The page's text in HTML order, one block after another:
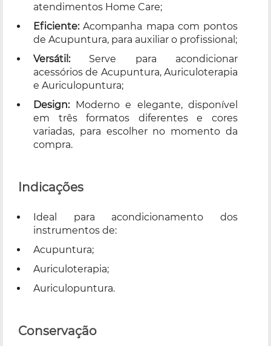
atendimentos Home Care;
Eficiente:Acompanha mapa com pontos
de Acupuntura, para auxiliar o profissional;
Versátil:Serve para acondicionar
acessórios de Acupuntura, Auriculoterapia
e Auriculopuntura;
Design:Moderno e elegante, disponível
em três formatos diferentes e cores
variadas, para escolher no momento da
compra.
Indicações
Ideal para acondicionamento dos
instrumentos de:
Acupuntura;
Auriculoterapia;
Auriculopuntura.
Conservação